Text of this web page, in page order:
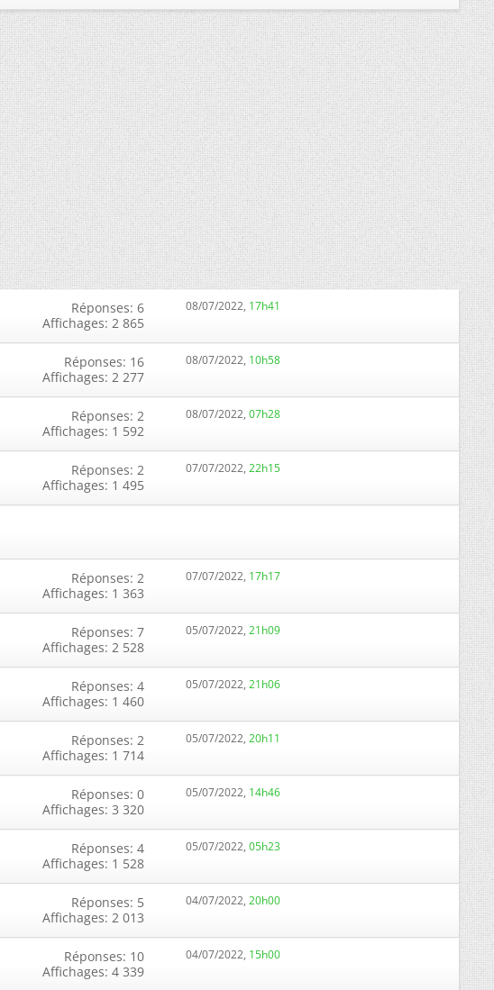
Réponses: 6
Affichages: 2 865
08/07/2022, 17h41
Réponses: 16
Affichages: 2 277
08/07/2022, 10h58
Réponses: 2
Affichages: 1 592
08/07/2022, 07h28
Réponses: 2
Affichages: 1 495
07/07/2022, 22h15
Réponses: 2
Affichages: 1 363
07/07/2022, 17h17
Réponses: 7
Affichages: 2 528
05/07/2022, 21h09
Réponses: 4
Affichages: 1 460
05/07/2022, 21h06
Réponses: 2
Affichages: 1 714
05/07/2022, 20h11
Réponses: 0
Affichages: 3 320
05/07/2022, 14h46
Réponses: 4
Affichages: 1 528
05/07/2022, 05h23
Réponses: 5
Affichages: 2 013
04/07/2022, 20h00
Réponses: 10
Affichages: 4 339
04/07/2022, 15h00